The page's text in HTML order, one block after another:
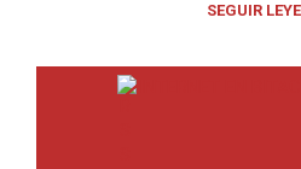
SEGUIR